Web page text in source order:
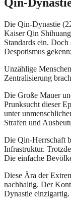
Die Qin-Dynastie
Kaiser Qin
Standards ein.
Despotismus
Unzählige
Zentralisierung
Die Große Mauer
Prunksucht dieser
unter
Strafen und
Die Qin-Herrschaft
Infrastruktur.
Die einfache
Diese Ära der
nachhaltig. Der
Dynastie einzigartig.